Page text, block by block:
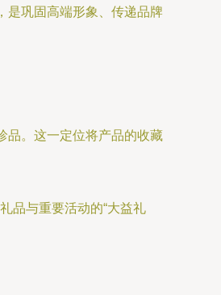
是巩固高端形象、传递品牌
品。这一定位将产品的收藏
品与重要活动的“大益礼